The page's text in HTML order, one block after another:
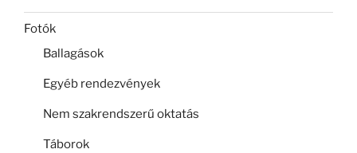
Fotók
Ballagások
Egyéb rendezvények
Nem szakrendszerű oktatás
Táborok